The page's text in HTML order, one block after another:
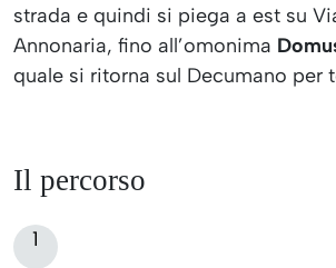
strada e quindi si piega a est su
Annonaria, fino all’omonima
quale si ritorna sul Decumano per
Il percorso
1